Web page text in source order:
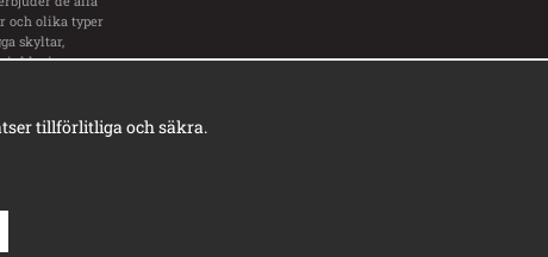
och olika typer
skyltar,
inklusive
tillförlitliga och säkra.